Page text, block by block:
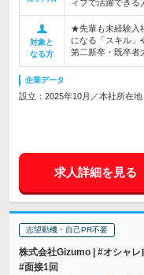
ィブで活躍できる
対象と
なる方
★先輩も未経験入
になる「スキル」
第二新卒・既卒者
企業データ
設立：2025年10月／本社所在
求人詳細を見る
志望動機・自己PR不要
株式会社Gizumo | #オシャ
#面接1回